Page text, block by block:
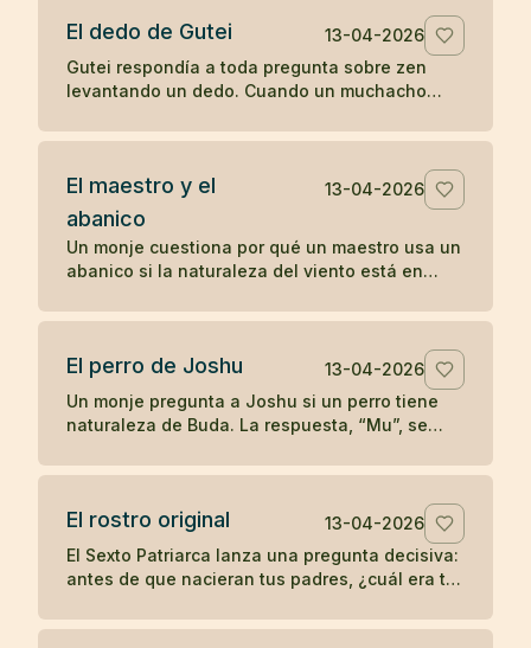
El dedo de Gutei
13-04-2026
Gutei respondía a toda pregunta sobre zen
levantando un dedo. Cuando un muchacho
enseñanza radical sobre la comprensión
El maestro y el
abanico
13-04-2026
Un monje cuestiona por qué un maestro usa un
abanico si la naturaleza del viento está en
cotidiano en enseñanza zen.
El perro de Joshu
13-04-2026
Un monje pregunta a Joshu si un perro tiene
naturaleza de Buda. La respuesta, “Mu”, se
de la tradición zen.
El rostro original
13-04-2026
El Sexto Patriarca lanza una pregunta decisiva:
antes de que nacieran tus padres, ¿cuál era tu
percepción directa.